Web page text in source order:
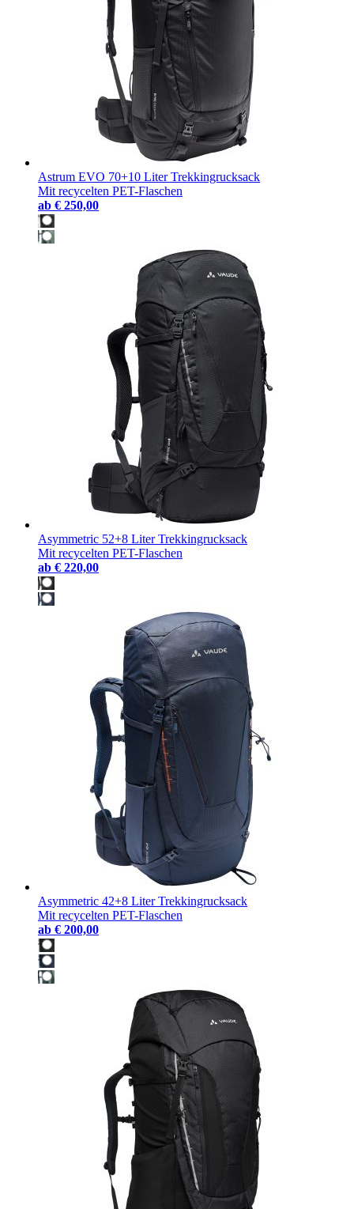
Astrum EVO 70+10 Liter Trekkingrucksack
Mit recycelten PET-Flaschen
ab € 250,00
Asymmetric 52+8 Liter Trekkingrucksack
Mit recycelten PET-Flaschen
ab € 220,00
Asymmetric 42+8 Liter Trekkingrucksack
Mit recycelten PET-Flaschen
ab € 200,00